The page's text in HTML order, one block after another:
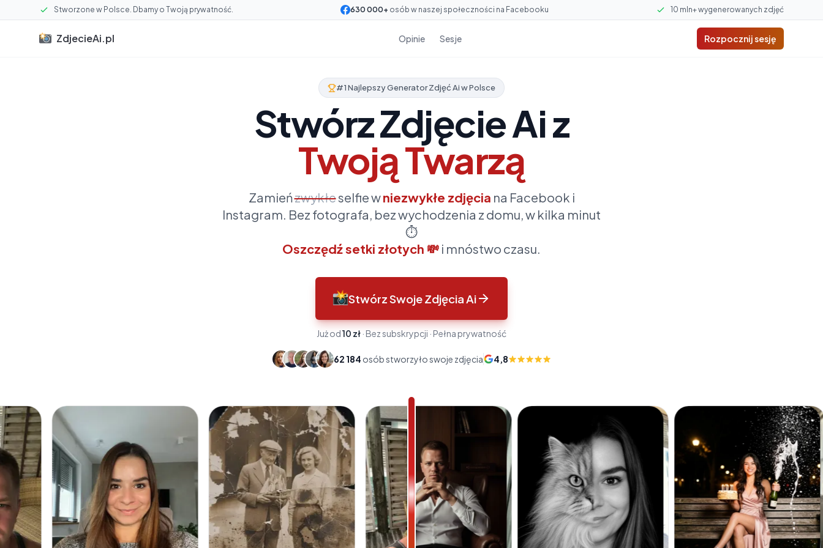
Stworzone w Polsce. Dbamy o Twoją prywatność. 630 000+ osób w naszej społeczności na Facebooku 10 mln+ wygenerowanych zdjęć
ZdjecieAi.pl Opinie Sesje Rozpocznij sesję
#1 Najlepszy Generator Zdjęć Ai w Polsce
Stwórz Zdjęcie Ai z
Twoją Twarzą
Zamieńzwykłeselfie wniezwykłe zdjęcia na Facebook i
Instagram. Bez fotografa, bez wychodzenia z domu, w kilka minut
⏱️
Oszczędź setki złotych 💸 i mnóstwo czasu.
Stwórz Swoje Zdjęcia Ai
Już od10 zł · Bez subskrypcji · Pełna prywatność
62 184 osób stworzyło swoje zdjęciaOcena w Google: 4,8 na 5
4,8